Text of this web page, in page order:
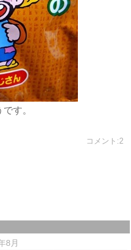
す。
コメント:2
8月